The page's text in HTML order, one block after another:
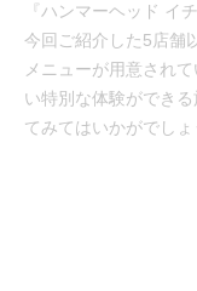
『ハンマーヘッド イ
今回ご紹介した5店舗
メニューが用意され
い特別な体験ができ
てみてはいかがでしょ